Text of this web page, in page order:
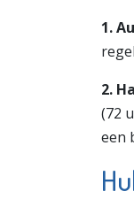
1.
2.
(72
een